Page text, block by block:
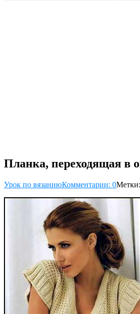
Планка, переходящая в
Урок по вязаниюКомментарии: 0Метки: